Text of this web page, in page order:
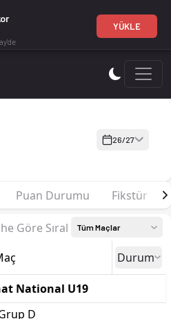
| Championnat National U19
26/27
Puan Durumu Fikstür
Göre Sırala Tüm Maçlar
Durum
National U19
D
YÜKLE